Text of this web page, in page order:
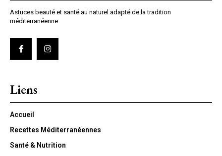
Astuces beauté et santé au naturel adapté de la tradition
méditerranéenne
Liens
Accueil
Recettes Méditerranéennes
Santé & Nutrition